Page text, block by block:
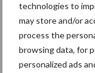
technologies to
may store and/or
process the
browsing data, for
personalized ads
Themapagina's